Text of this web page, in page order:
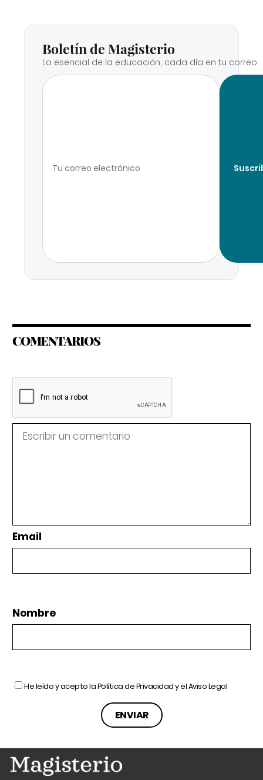
Boletín de Magisterio
Lo esencial de la educación, cada día en tu correo.
COMENTARIOS
Email
Nombre
He leído y acepto laPolítica de Privacidady elAviso Legal